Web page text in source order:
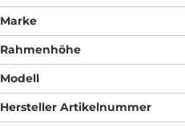
Marke
Rahmenhöhe
Modell
Hersteller Artikelnummer